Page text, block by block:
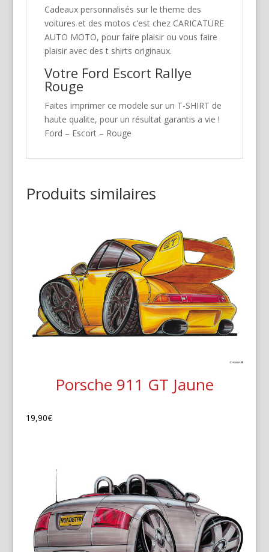
Cadeaux personnalisés sur le theme des
voitures et des motos c’est chez CARICATURE
AUTO MOTO, pour faire plaisir ou vous faire
plaisir avec des t shirts originaux.
Votre Ford Escort Rallye
Rouge
Faites imprimer ce modele sur un T-SHIRT de
haute qualite, pour un résultat garantis a vie !
Ford – Escort – Rouge
Produits similaires
Porsche 911 GT Jaune
19,90€